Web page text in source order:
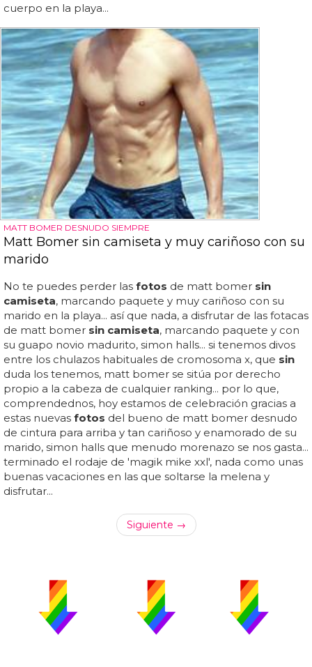
cuerpo en la playa...
MATT BOMER DESNUDO SIEMPRE
Matt Bomer sin camiseta y muy cariñoso con su
marido
No te puedes perder las fotos de matt bomer sin
camiseta, marcando paquete y muy cariñoso con su
marido en la playa... así que nada, a disfrutar de las fotacas
de matt bomer sin camiseta, marcando paquete y con
su guapo novio madurito, simon halls... si tenemos divos
entre los chulazos habituales de cromosoma x, que sin
duda los tenemos, matt bomer se sitúa por derecho
propio a la cabeza de cualquier ranking... por lo que,
comprendednos, hoy estamos de celebración gracias a
estas nuevas fotos del bueno de matt bomer desnudo
de cintura para arriba y tan cariñoso y enamorado de su
marido, simon halls que menudo morenazo se nos gasta...
terminado el rodaje de 'magik mike xxl', nada como unas
buenas vacaciones en las que soltarse la melena y
disfrutar...
Siguiente →